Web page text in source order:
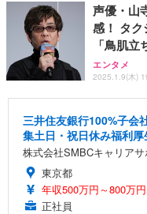
声優・山
感！ タク
「鳥肌立
エンタメ
2025.1.9(木)
三井住友銀行100%子会
集土日・祝日休み福利
株式会社SMBCキャリアサ
東京都
年収500万円～800万円
正社員